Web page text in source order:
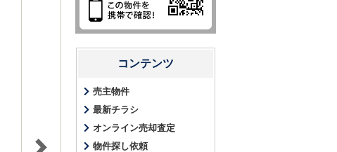
コンテンツ
売主物件
最新チラシ
オンライン売却査定
物件探し依頼